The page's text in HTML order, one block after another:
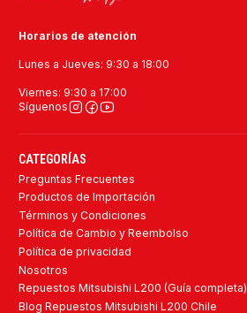
Horarios de atención
Lunes a Jueves: 9:30 a 18:00
Viernes: 9:30 a 17:00
Síguenos
CATEGORÍAS
Preguntas Frecuentes
Productos de Importación
Términos y Condiciones
Política de Cambio y Reembolso
Política de privacidad
Nosotros
Repuestos Mitsubishi L200 (Guía completa)
Blog Repuestos Mitsubishi L200 Chile